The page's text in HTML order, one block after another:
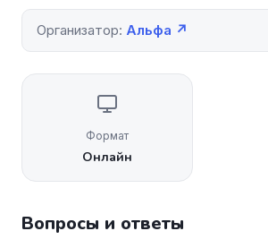
Организатор: Альфа ↗
Формат
Онлайн
Вопросы и ответы